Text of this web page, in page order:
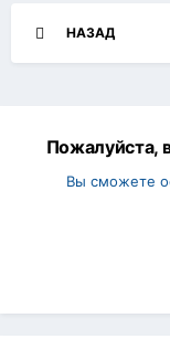
НАЗАД
Пожалуйста,
Вы сможете